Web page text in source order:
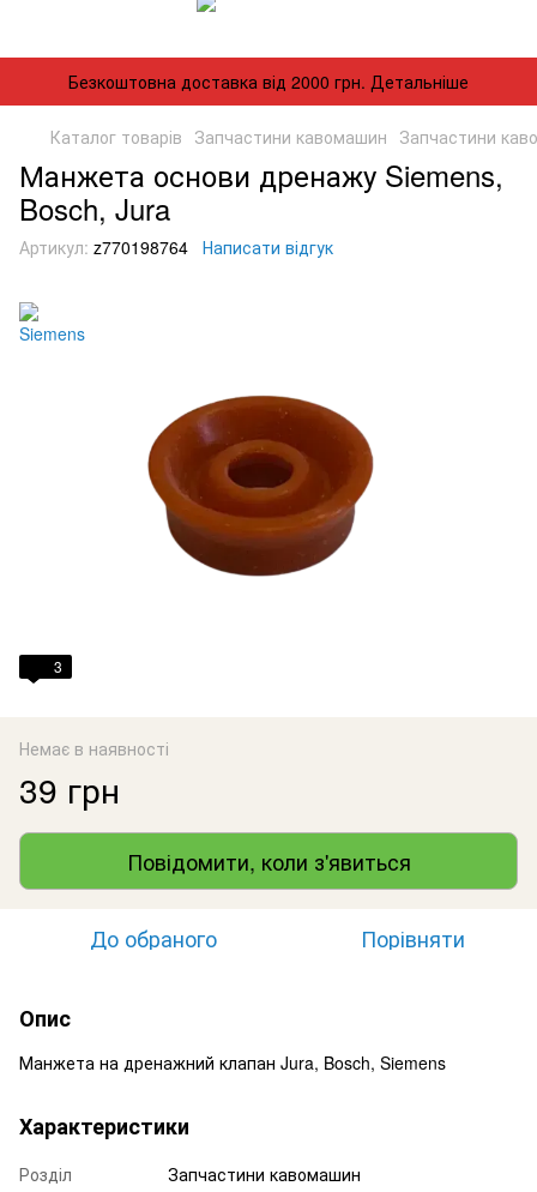
Безкоштовна доставка від 2000 грн. Детальніше
Каталог товарів Запчастини кавомашин Запчастини
Манжета основи дренажу Siemens,
Bosch, Jura
Артикул: z770198764 Написати відгук
3
Немає в наявності
39 грн
Повідомити, коли з'явиться
До обраного Порівняти
Опис
Манжета на дренажний клапан Jura, Bosch, Siemens
Характеристики
Розділ
Запчастини кавомашин